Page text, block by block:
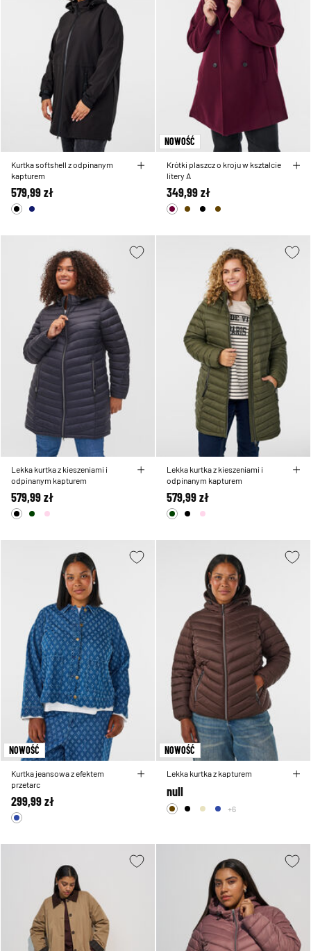
Kurtka softshell z odpinanym
kapturem
579,99 zł
NOWOŚĆ
Krótki plaszcz o kroju w ksztalcie
litery A
349,99 zł
Lekka kurtka z kieszeniami i
odpinanym kapturem
579,99 zł
Lekka kurtka z kieszeniami i
odpinanym kapturem
579,99 zł
NOWOŚĆ
Kurtka jeansowa z efektem
przetarc
299,99 zł
NOWOŚĆ
Lekka kurtka z kapturem
null
+6